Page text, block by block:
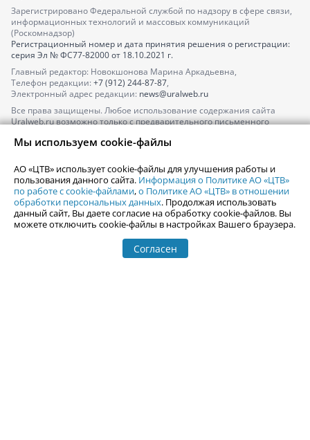
Зарегистрировано Федеральной службой по надзору в сфере связи,
информационных технологий и массовых коммуникаций
(Роскомнадзор)
Регистрационный номер и дата принятия решения о регистрации:
серия Эл № ФС77-82000от 18.10.2021 г.
Главный редактор: Новокшонова Марина Аркадьевна,
Телефон редакции: +7 (912) 244-87-87,
Электронный адрес редакции: news@uralweb.ru
Все права защищены. Любое использование содержания сайта
Uralweb.ru возможно только с предварительного письменного
По вопросам размещения рекламы обращайтесь по тел.
По вопросам размещения информации в разделе «Афиша»
afisha@uralweb.ru
Пользовательское соглашение на использование сайта
Политика АО «ЦТВ» в отношении обработки персональных данных
Мы используем cookie-файлы
АО «ЦТВ» использует cookie-файлы для улучшения работы и
пользования данного сайта. Информация о Политике АО «ЦТВ»
по работе с cookie-файлами,о Политике АО «ЦТВ» в отношении
обработки персональных данных. Продолжая использовать
данный сайт, Вы даете согласие на обработку cookie-файлов. Вы
можете отключить cookie-файлы в настройках Вашего браузера.
Согласен